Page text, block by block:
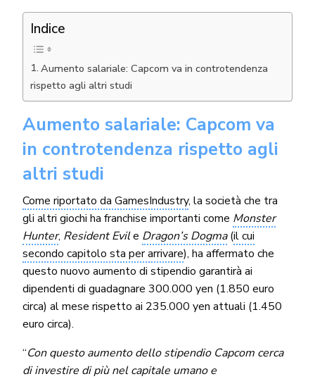
Indice
Aumento salariale: Capcom va in controtendenza
rispetto agli altri studi
Aumento salariale: Capcom va
in controtendenza rispetto agli
altri studi
Come riportato da GamesIndustry, la società che tra
gli altri giochi ha franchise importanti come Monster
Hunter, Resident Evile Dragon’s Dogma(il cui
secondo capitolo sta per arrivare), ha affermato che
questo nuovo aumento di stipendio garantirà ai
dipendenti di guadagnare 300.000 yen (1.850 euro
circa) al mese rispetto ai 235.000 yen attuali (1.450
euro circa).
“Con questo aumento dello stipendio Capcom cerca
di investire di più nel capitale umano e